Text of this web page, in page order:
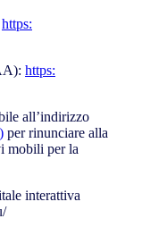
https:
https:
all’indirizzo
per rinunciare alla
mobili per la
interattiva